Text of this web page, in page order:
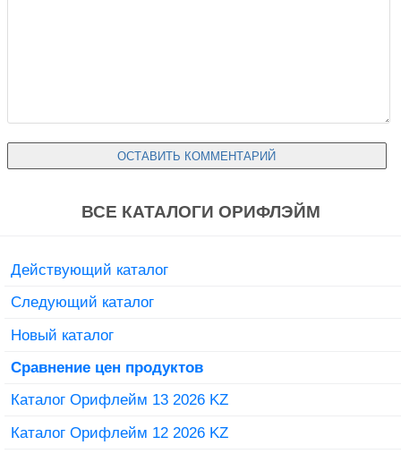
ВСЕ КАТАЛОГИ ОРИФЛЭЙМ
Действующий каталог
Следующий каталог
Новый каталог
Сравнение цен продуктов
Каталог Орифлейм 13 2026 KZ
Каталог Орифлейм 12 2026 KZ